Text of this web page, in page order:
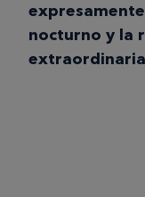
nocturno y la